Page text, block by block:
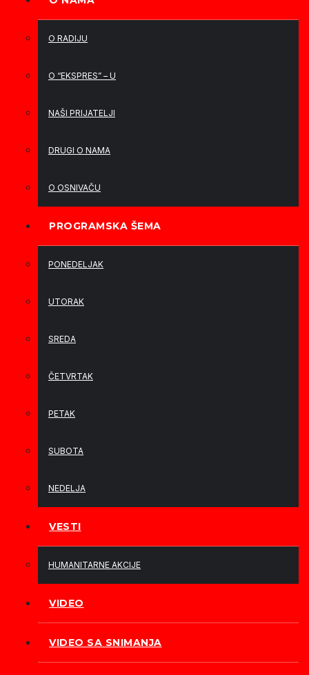
O RADIJU
O “EKSPRES” – U
NAŠI PRIJATELJI
DRUGI O NAMA
O OSNIVAČU
PROGRAMSKA ŠEMA
PONEDELJAK
UTORAK
SREDA
ČETVRTAK
PETAK
SUBOTA
NEDELJA
VESTI
HUMANITARNE AKCIJE
VIDEO
VIDEO SA SNIMANJA